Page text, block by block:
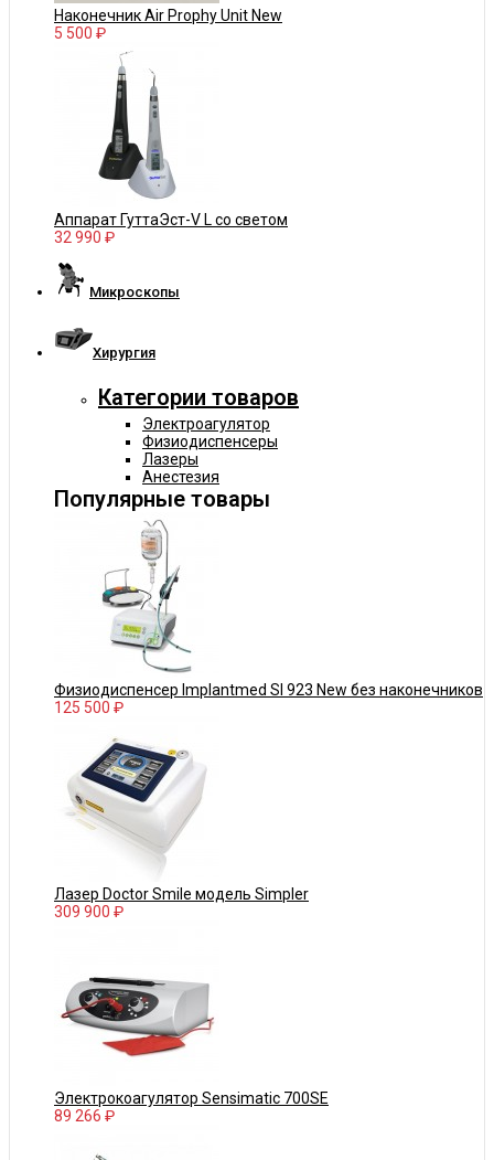
Наконечник Air Prophy Unit New
5 500 ₽
Аппарат ГуттаЭст-V L со светом
32 990 ₽
Микроскопы
Хирургия
Категории товаров
Электроагулятор
Физиодиспенсеры
Лазеры
Анестезия
Популярные товары
Физиодиспенсер Implantmed SI 923 New без наконечников
125 500 ₽
Лазер Doctor Smile модель Simpler
309 900 ₽
Электрокоагулятор Sensimatic 700SE
89 266 ₽